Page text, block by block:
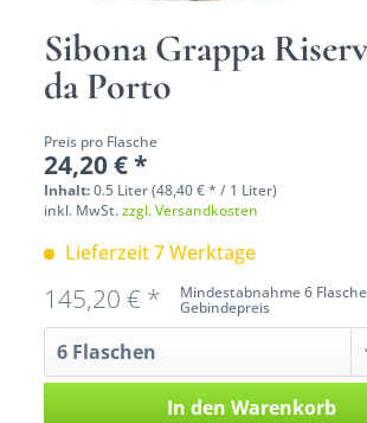
Sibona Grappa
da Porto
Preis pro Flasche
24,20 € *
Inhalt:0.5 Liter (48,40 € * / 1 Liter)
inkl. MwSt.zzgl. Versandkosten
Lieferzeit 7 Werktage
Mindestabnahme 6
Gebindepreis
145,20 € *
In den Warenkorb